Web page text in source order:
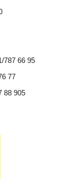
787 66 95
77
88 905